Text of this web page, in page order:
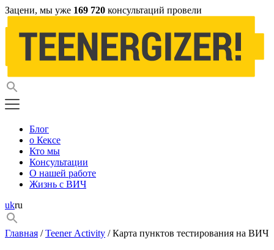
Зацени, мы уже 169 720 консультаций провели
Блог
о Кексе
Кто мы
Консультации
О нашей работе
Жизнь с ВИЧ
ukru
Главная /Teener Activity / Карта пунктов тестирования на ВИЧ